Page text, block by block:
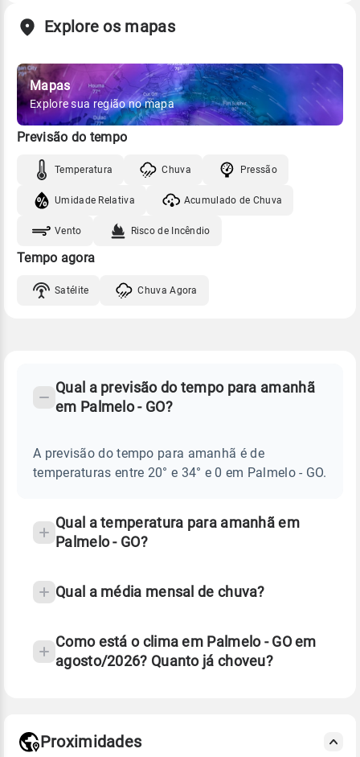
Explore os mapas
Mapas
Explore sua região no mapa
Previsão do tempo
Temperatura Chuva Pressão
Umidade Relativa Acumulado de Chuva
Vento Risco de Incêndio
Tempo agora
Satélite Chuva Agora
PALMELO
Perguntas
sobre
chuva
temperatura
Qual a previsão do tempo para amanhã
em Palmelo - GO?
A previsão do tempo para amanhã é de
temperaturas entre 20° e 34° e 0 em Palmelo - GO.
Qual a temperatura para amanhã em
Palmelo - GO?
Qual a média mensal de chuva?
Como está o clima em Palmelo - GO em
agosto/2026? Quanto já choveu?
Proximidades